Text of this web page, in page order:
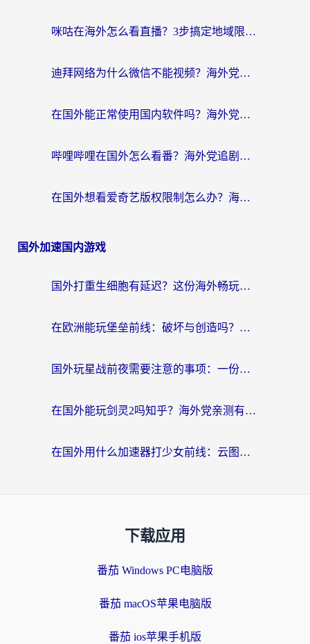
咪咕在海外怎么看直播？3步搞定地域限制，还能畅看腾讯视频与国内热剧
迪拜网络为什么微信不能视频？海外党必看的回国加速全攻略
在国外能正常使用国内软件吗？海外党亲测有效的无缝访问指南
哔哩哔哩在国外怎么看番？海外党追剧看片的终极解决方案
在国外想看爱奇艺版权限制怎么办？海外华人必看的追剧自由指南
国外加速国内游戏
国外打重生细胞有延迟？这份海外畅玩国服游戏加速器终极指南请收好
在欧洲能玩堡垒前线：破坏与创造吗？海外党国服游戏不卡顿的秘密
国外玩星战前夜需要注意的事项：一份来自老玩家的网络生存指南
在国外能玩剑灵2吗知乎？海外党亲测有效的国服游戏加速指南
在国外用什么加速器打少女前线：云图计划不卡？一个老玩家的掏心分享
下载应用
番茄 Windows PC电脑版
番茄 macOS苹果电脑版
番茄 ios苹果手机版